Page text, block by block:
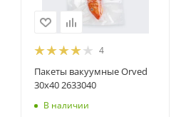
4
Пакеты вакуумные Orved
30х40 2633040
В наличии